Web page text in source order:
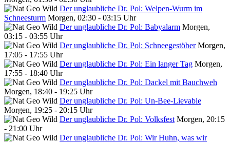
Der unglaubliche Dr. Pol: Welpen-Wurm im
Schneesturm Morgen, 02:30 - 03:15 Uhr
Der unglaubliche Dr. Pol: Babyalarm Morgen,
03:15 - 03:55 Uhr
Der unglaubliche Dr. Pol: Schneegestöber Morgen,
17:05 - 17:55 Uhr
Der unglaubliche Dr. Pol: Ein langer Tag Morgen,
17:55 - 18:40 Uhr
Der unglaubliche Dr. Pol: Dackel mit Bauchweh
Morgen, 18:40 - 19:25 Uhr
Der unglaubliche Dr. Pol: Un-Bee-Lievable
Morgen, 19:25 - 20:15 Uhr
Der unglaubliche Dr. Pol: Volksfest Morgen, 20:15
- 21:00 Uhr
Der unglaubliche Dr. Pol: Wir Huhn, was wir